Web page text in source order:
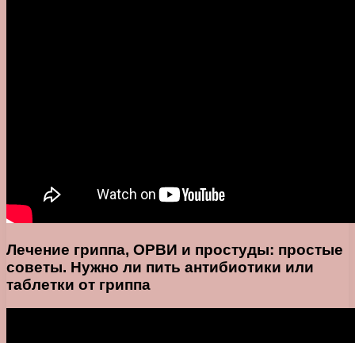
Лечение гриппа, ОРВИ и простуды: простые
советы. Нужно ли пить антибиотики или
таблетки от гриппа